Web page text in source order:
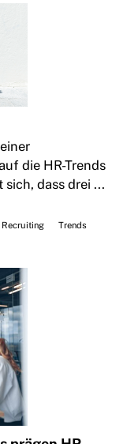
die HR-Trends
dass drei ...
Recruiting Trends